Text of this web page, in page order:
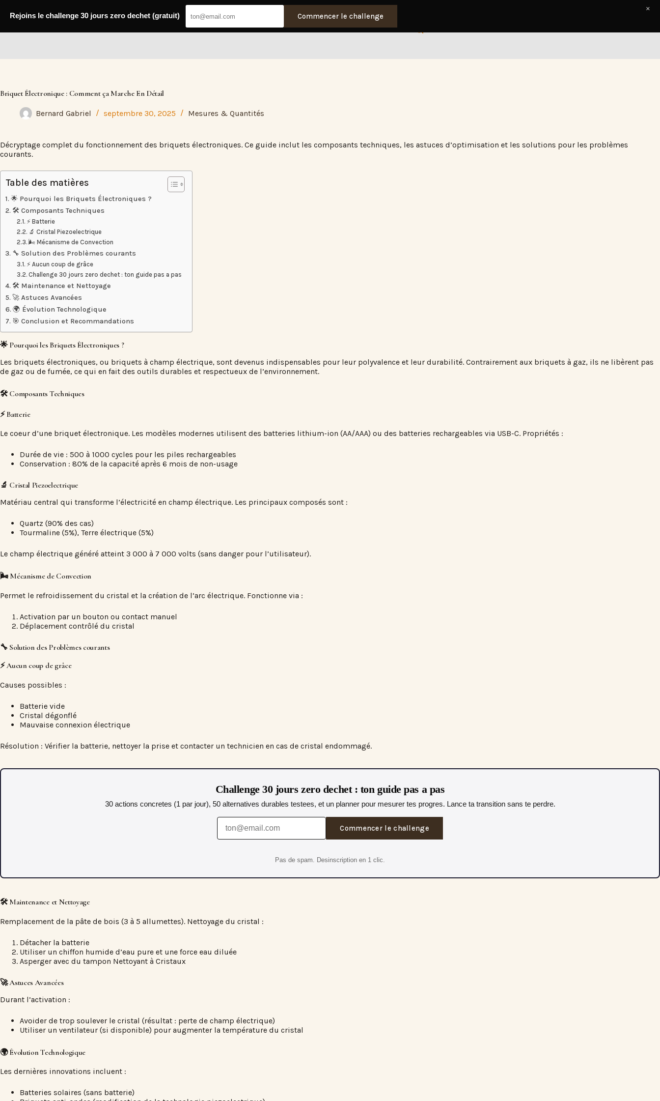
contenu
Briquet Électronique : Comment ça Marche En Détail
Bernard Gabriel septembre 30, 2025 Mesures & Quantités
Décryptage complet du fonctionnement des briquets électroniques. Ce guide inclut les composants techniques, les astuces d’optimisation et les solutions pour les problèmes
courants.
Table des matières
🌟 Pourquoi les Briquets Électroniques ?
🛠️ Composants Techniques
⚡ Batterie
🔬 Cristal Piezoelectrique
🌬️ Mécanisme de Convection
🔧 Solution des Problèmes courants
⚡ Aucun coup de grâce
Challenge 30 jours zero dechet : ton guide pas a pas
🛠️ Maintenance et Nettoyage
🚀 Astuces Avancées
🌍 Évolution Technologique
🎯 Conclusion et Recommandations
🌟 Pourquoi les Briquets Électroniques ?
Les briquets électroniques, ou briquets à champ électrique, sont devenus indispensables pour leur polyvalence et leur durabilité. Contrairement aux briquets à gaz, ils ne libèrent pas
de gaz ou de fumée, ce qui en fait des outils durables et respectueux de l’environnement.
🛠️ Composants Techniques
⚡ Batterie
Le coeur d’une briquet électronique. Les modèles modernes utilisent des batteries lithium-ion (AA/AAA) ou des batteries rechargeables via USB-C. Propriétés :
Durée de vie : 500 à 1000 cycles pour les piles rechargeables
Conservation : 80% de la capacité après 6 mois de non-usage
🔬 Cristal Piezoelectrique
Matériau central qui transforme l’électricité en champ électrique. Les principaux composés sont :
Quartz (90% des cas)
Tourmaline (5%), Terre électrique (5%)
Le champ électrique généré atteint 3 000 à 7 000 volts (sans danger pour l’utilisateur).
🌬️ Mécanisme de Convection
Permet le refroidissement du cristal et la création de l’arc électrique. Fonctionne via :
Activation par un bouton ou contact manuel
Déplacement contrôlé du cristal
🔧 Solution des Problèmes courants
⚡ Aucun coup de grâce
Causes possibles :
Batterie vide
Cristal dégonflé
Mauvaise connexion électrique
Résolution : Vérifier la batterie, nettoyer la prise et contacter un technicien en cas de cristal endommagé.
Challenge 30 jours zero dechet : ton guide pas a pas
30 actions concretes (1 par jour), 50 alternatives durables testees, et un planner pour mesurer tes progres. Lance ta transition sans te perdre.
Commencer le challenge
Pas de spam. Desinscription en 1 clic.
🛠️ Maintenance et Nettoyage
Remplacement de la pâte de bois (3 à 5 allumettes). Nettoyage du cristal :
Détacher la batterie
Utiliser un chiffon humide d’eau pure et une force eau diluée
Asperger avec du tampon Nettoyant à Cristaux
🚀 Astuces Avancées
Durant l’activation :
Avoider de trop soulever le cristal (résultat : perte de champ électrique)
Utiliser un ventilateur (si disponible) pour augmenter la température du cristal
🌍 Évolution Technologique
Les dernières innovations incluent :
Batteries solaires (sans batterie)
Rejoins le challenge 30 jours zero dechet (gratuit) Commencer le challenge
×